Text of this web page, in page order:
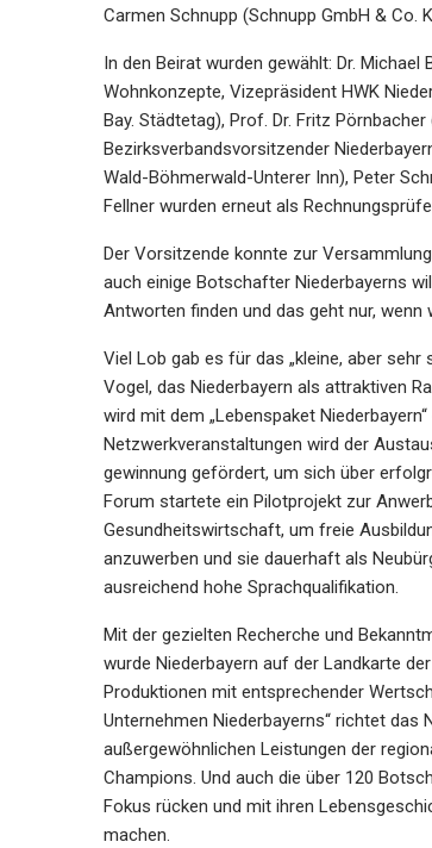
Carmen Schnupp (Schnupp GmbH & Co.
In den Beirat wurden gewählt: Dr.
Wohnkonzepte, Vizepräsident HWK
Bay. Städtetag), Prof. Dr. Fritz
Bezirksverbandsvorsitzender
Wald-Böhmerwald-Unterer Inn), Peter
Fellner wurden erneut als
Der Vorsitzende konnte zur
auch einige Botschafter Niederbayerns
Antworten finden und das geht nur,
Viel Lob gab es für das „kleine, aber
Vogel, das Niederbayern als attraktiven
wird mit dem „Lebenspaket
Netzwerkveranstaltungen wird der
gewinnung gefördert, um sich über
Forum startete ein Pilotprojekt zur
Gesundheitswirtschaft, um freie
anzuwerben und sie dauerhaft als
ausreichend hohe Sprachqualifikation.
Mit der gezielten Recherche und
wurde Niederbayern auf der Landkarte
Produktionen mit entsprechender
Unternehmen Niederbayerns“ richtet das
außergewöhnlichen Leistungen der
Champions. Und auch die über 120
Fokus rücken und mit ihren
machen.